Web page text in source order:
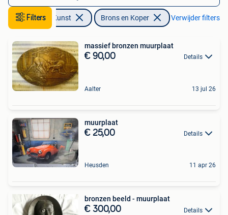
Filters
Antiek en Kunst Brons en Koper Verwijder filters
massief bronzen muurplaat
€ 90,00 Details
Aalter 13 jul 26
muurplaat
€ 25,00 Details
Heusden 11 apr 26
bronzen beeld - muurplaat
€ 300,00 Details